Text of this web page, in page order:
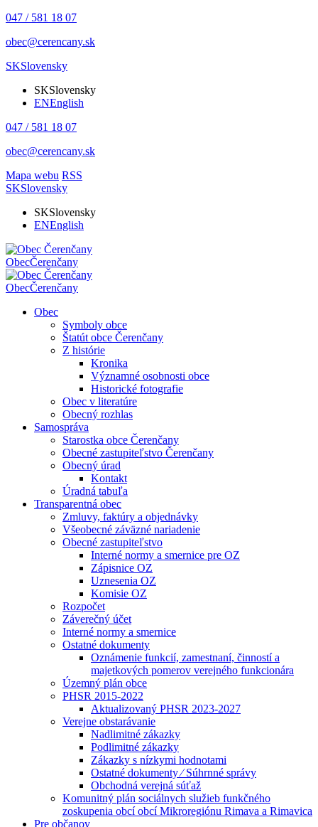
047 / 581 18 07
obec@cerencany.sk
SKSlovensky
SKSlovensky
ENEnglish
047 / 581 18 07
obec@cerencany.sk
Mapa webu RSS
SKSlovensky
SKSlovensky
ENEnglish
ObecČerenčany
ObecČerenčany
Obec
Symboly obce
Štatút obce Čerenčany
Z histórie
Kronika
Významné osobnosti obce
Historické fotografie
Obec v literatúre
Obecný rozhlas
Samospráva
Starostka obce Čerenčany
Obecné zastupiteľstvo Čerenčany
Obecný úrad
Kontakt
Úradná tabuľa
Transparentná obec
Zmluvy, faktúry a objednávky
Všeobecné záväzné nariadenie
Obecné zastupiteľstvo
Interné normy a smernice pre OZ
Zápisnice OZ
Uznesenia OZ
Komisie OZ
Rozpočet
Záverečný účet
Interné normy a smernice
Ostatné dokumenty
Oznámenie funkcií, zamestnaní, činností a
majetkových pomerov verejného funkcionára
Územný plán obce
PHSR 2015-2022
Aktualizovaný PHSR 2023-2027
Verejne obstarávanie
Nadlimitné zákazky
Podlimitné zákazky
Zákazky s nízkymi hodnotami
Ostatné dokumenty ⁄ Súhrnné správy
Obchodná verejná súťaž
Komunitný plán sociálnych služieb funkčného
zoskupenia obcí obcí Mikroregiónu Rimava a Rimavica
Pre občanov